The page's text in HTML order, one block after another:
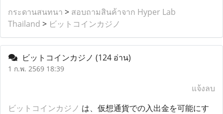
กระดานสนทนา > สอบถามสินค้าจาก Hyper Lab
Thailand > ビットコインカジノ
ビットコインカジノ (124 อ่าน)
1 ก.พ. 2569 18:39
แจ้งลบ
ビットコインカジノ は、仮想通貨での入出金を可能にす